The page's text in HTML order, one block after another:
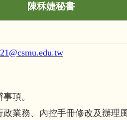
陳秝婕秘書
項。
業務、內控手冊修改及辦理